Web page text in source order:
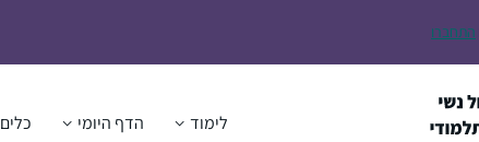
התחברו
לימוד הדף היומי כלים